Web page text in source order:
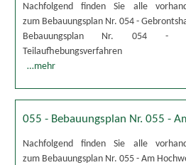
Nachfolgend finden Sie alle
zum Bebauungsplan Nr. 054 -
Bebauungsplan Nr. 054 -
Teilaufhebungsverfahren
…mehr
055 - Bebauungsplan Nr. 055 -
Nachfolgend finden Sie alle
zum Bebauungsplan Nr. 055 - Am